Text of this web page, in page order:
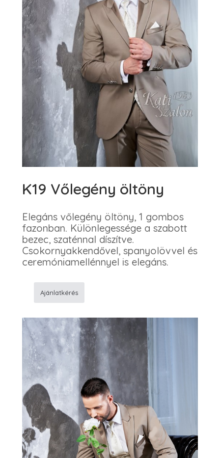
K19 Vőlegény öltöny
Elegáns vőlegény öltöny, 1 gombos
fazonban. Különlegessége a szabott
bezec, szaténnal díszítve.
Csokornyakkendővel, spanyolövvel és
ceremóniamellénnyel is elegáns.
öltöny
mennyiség
Ajánlatkérés